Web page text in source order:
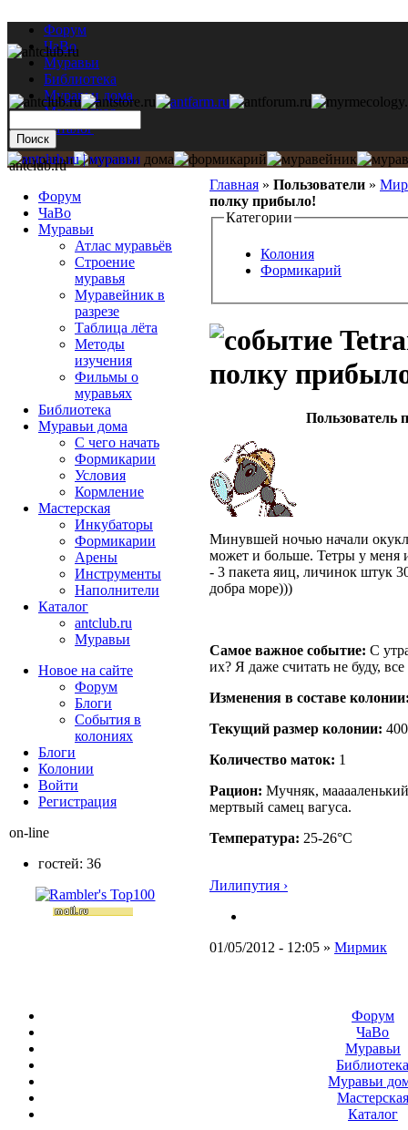
Форум
ЧаВо
Муравьи
Библиотека
Муравьи дома
Мастерская
Каталог
Главная » Пользователи »
полку прибыло!
Категории
Колония
Формикарий
полку
Пользователь
Минувшей ночью начали
может и больше. Тетры у меня
- 3 пакета яиц, личинок штук
добра море)))
Самое важное событие: С
их? Я даже считать не буду,
Изменения в составе
Текущий размер кoлонии: 400
Количество маток: 1
Рацион: Мучняк,
мертвый самец вагуса.
Температура: 25-26°C
Лилипутия ›
01/05/2012 - 12:05 » Мирмик
antclub.ru
Форум
ЧаВо
Муравьи
Атлас муравьёв
Строение
муравья
Муравейник в
разрезе
Таблица лёта
Методы
изучения
Фильмы о
муравьях
Библиотека
Муравьи дома
С чего начать
Формикарии
Условия
Кормление
Мастерская
Инкубаторы
Формикарии
Арены
Инструменты
Наполнители
Каталог
antclub.ru
Муравьи
Новое на сайте
Форум
Блоги
События в
колониях
Блоги
Колонии
Войти
Peгиcтpaция
on-line
гостей: 36
Форум
ЧаВо
Муравьи
Муравьи
Мастерская
Каталог